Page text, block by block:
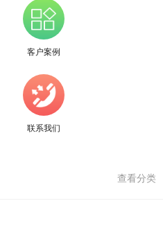
客户案例
联系我们
查看分类